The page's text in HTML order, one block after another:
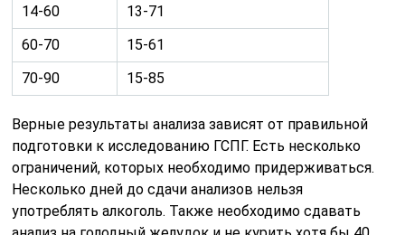
14-60
13-71
60-70
15-61
70-90
15-85
Верные результаты анализа зависят от правильной
подготовки к исследованию ГСПГ. Есть несколько
ограничений, которых необходимо придерживаться.
Несколько дней до сдачи анализов нельзя
употреблять алкоголь. Также необходимо сдавать